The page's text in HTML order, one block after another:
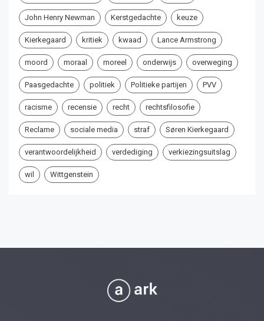
John Henry Newman Kerstgedachte keuze
Kierkegaard kritiek kwaad Lance Armstrong
moord moraal moreel onderwijs overweging
Paasgedachte politiek Politieke partijen PVV
racisme recensie recht rechtsfilosofie
Reclame sociale media straf Søren Kierkegaard
verantwoordelijkheid verdediging verkiezingsuitslag
wil Wittgenstein